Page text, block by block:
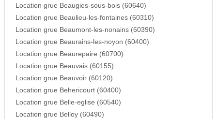
Location grue Beaugies-sous-bois (60640)
Location grue Beaulieu-les-fontaines (60310)
Location grue Beaumont-les-nonains (60390)
Location grue Beaurains-les-noyon (60400)
Location grue Beaurepaire (60700)
Location grue Beauvais (60155)
Location grue Beauvoir (60120)
Location grue Behericourt (60400)
Location grue Belle-eglise (60540)
Location grue Belloy (60490)